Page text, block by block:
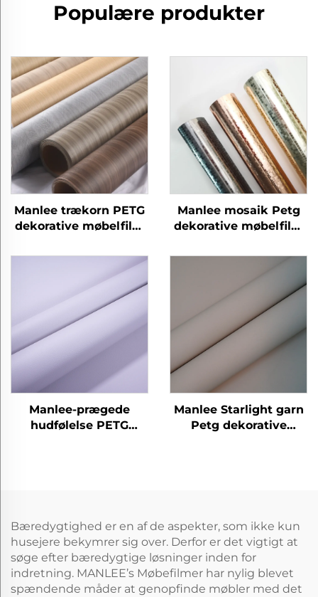
Populære produkter
Manlee trækorn PETG
dekorative møbelfilm
hotel
Manlee mosaik Petg
dekorative møbelfilm
Manlee-prægede
hudfølelse PETG
Manlee Starlight garn
Petg dekorative
Bæredygtighed er en af de aspekter, som ikke kun
husejere bekymrer sig over. Derfor er det vigtigt at
søge efter bæredygtige løsninger inden for
indretning. MANLEE’s Møbefilmer har nylig blevet
spændende måder at genopfinde møbler med det